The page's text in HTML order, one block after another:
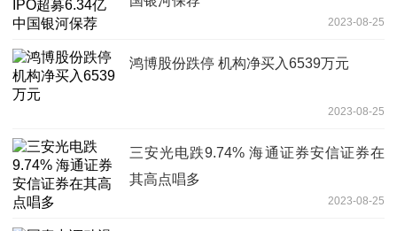
2023-08-25
鸿博股份跌停 机构净买入6539万元
2023-08-25
三安光电跌9.74% 海通证券安信证券在
其高点唱多
2023-08-25